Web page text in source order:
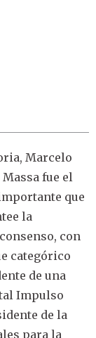
Marcelo
fue el
que
la
con
categórico
de una
Impulso
de la
para la